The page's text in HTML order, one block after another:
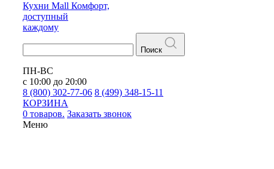
Кухни Mall Комфорт,
доступный
каждому
Поиск
ПН-ВС
с 10:00 до 20:00
8 (800) 302-77-06 8 (499) 348-15-11
КОРЗИНА
0 товаров. Заказать звонок
Меню